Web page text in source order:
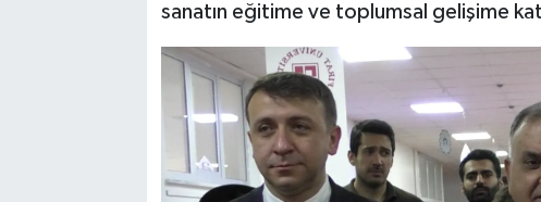
sanatın eğitime ve toplumsal gelişime